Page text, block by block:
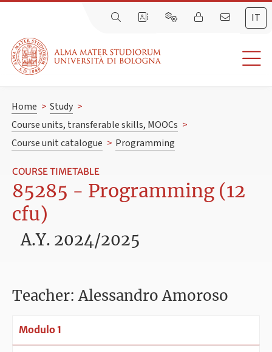
IT
Home > Study >
Course units, transferable skills, MOOCs >
Course unit catalogue > Programming
COURSE TIMETABLE
85285 - Programming (12
cfu)
A.Y. 2024/2025
Teacher: Alessandro Amoroso
Modulo 1